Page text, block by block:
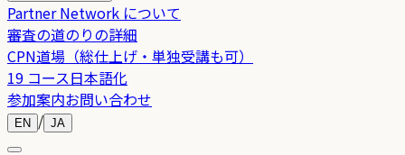
Partner Network について
審査の道のりの詳細
CPN道場（総仕上げ・単独受講も可）
19 コース日本語化
参加案内お問い合わせ
EN / JA